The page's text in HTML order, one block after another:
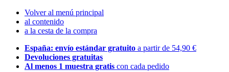
Volver al menú principal
al contenido
a la cesta de la compra
España: envío estándar gratuito a partir de 54,90 €
Devoluciones gratuitas
Al menos 1 muestra gratis con cada pedido